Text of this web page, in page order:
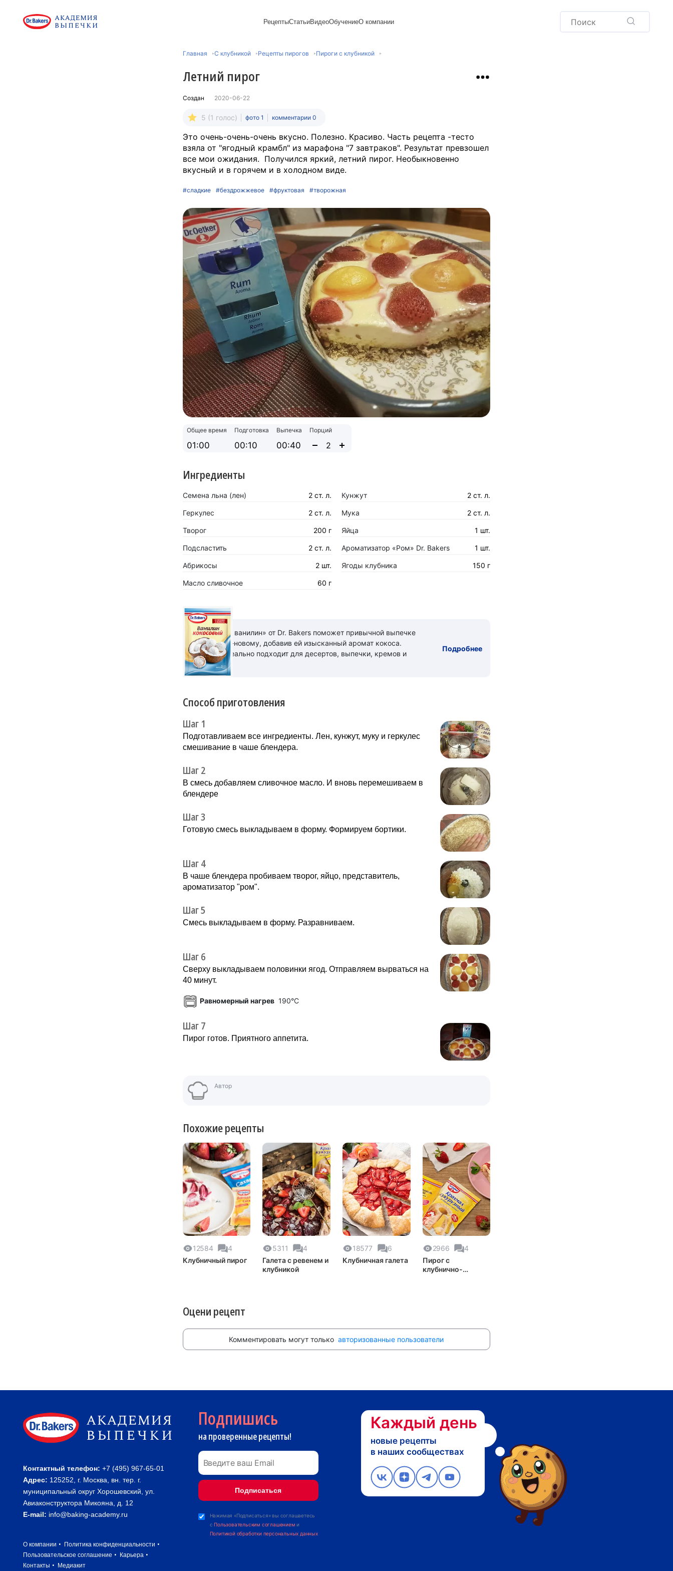
Рецепты
Рецепты блинов
Сезонная выпечка
Пирожки
Торты рецепты
Варенья и соленья
Статьи
Лайфхаки
Выпечка и тесто
закуски
Новый год
ВидеоОбучениеО компании
Ассортимент
Главная C клубникой Рецепты пирогов Пироги с клубникой
Летний пирог
Создан 2020-06-22
5 (1 голос) фото 1 комментарии 0
Это очень-очень-очень вкусно. Полезно. Красиво. Часть рецепта -тесто
взяла от "ягодный крамбл" из марафона "7 завтраков". Результат превзошел
все мои ожидания. Получился яркий, летний пирог. Необыкновенно
вкусный и в горячем и в холодном виде.
#сладкие #бездрожжевое #фруктовая #творожная
Общее время
01:00
Подготовка
00:10
Выпечка
00:40
Порций
Ингредиенты
Семена льна (лен) 2 ст. л. Кунжут 2 ст. л.
Геркулес 2 ст. л. Мука 2 ст. л.
Творог 200 г Яйца 1 шт.
Подсластить 2 ст. л. Ароматизатор «Ром» Dr. Bakers 1 шт.
Абрикосы 2 шт. Ягоды клубника 150 г
Масло сливочное 60 г
«Кокосовый ванилин» от Dr. Bakers поможет привычной выпечке
заиграть по-новому, добавив ей изысканный аромат кокоса.
Новинка идеально подходит для десертов, выпечки, кремов и
напитков.
Подробнее
Способ приготовления
Шаг 1
Подготавливаем все ингредиенты. Лен, кунжут, муку и геркулес
смешивание в чаше блендера.
Шаг 2
В смесь добавляем сливочное масло. И вновь перемешиваем в
блендере
Шаг 3
Готовую смесь выкладываем в форму. Формируем бортики.
Шаг 4
В чаше блендера пробиваем творог, яйцо, представитель,
ароматизатор "ром".
Шаг 5
Смесь выкладываем в форму. Разравниваем.
Шаг 6
Сверху выкладываем половинки ягод. Отправляем вырваться на
40 минут.
Равномерный нагрев190°C
Шаг 7
Пирог готов. Приятного аппетита.
Автор
Похожие рецепты
12584
4
Клубничный пирог
5311
4
Галета с ревенем и
клубникой
18577
6
Клубничная галета
2966
4
Пирог с
клубнично-
Оцени рецепт
Комментировать могут толькоавторизованные пользователи
Контактный телефон: +7 (495) 967-65-01
Адрес: 125252, г. Москва, вн. тер. г.
муниципальный округ Хорошевский, ул.
Авиаконструктора Микояна, д. 12
E-mail: info@baking-academy.ru
О компании
Политика конфиденциальности
Пользовательское соглашение
Карьера
Контакты
Медиакит
Подпишись
на проверенные рецепты!
Нажимая «Подписаться» вы соглашаетесь
сПользовательским соглашением и
Политикой обработки персональных данных
Каждый день
новые рецепты
в наших сообществах